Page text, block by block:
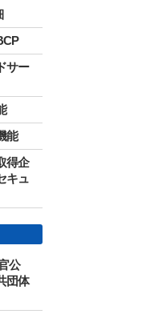
サー
能
得企
キュ
公
団体